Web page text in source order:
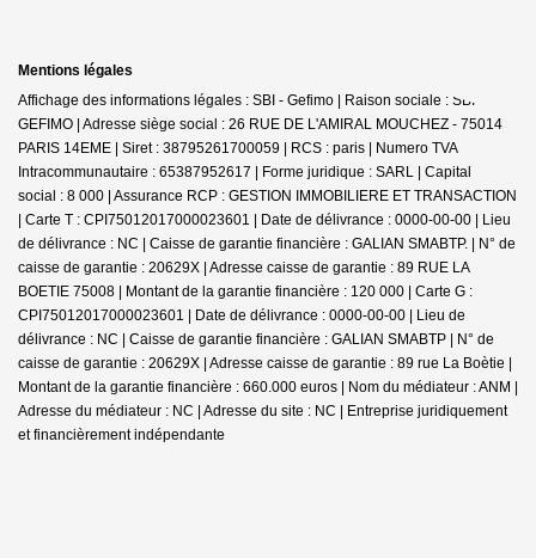
Mentions légales
Affichage des informations légales : SBI - Gefimo | Raison sociale : SBI
GEFIMO | Adresse siège social : 26 RUE DE L'AMIRAL MOUCHEZ - 75014
PARIS 14EME | Siret : 38795261700059 | RCS : paris | Numero TVA
Intracommunautaire : 65387952617 | Forme juridique : SARL | Capital
social : 8 000 | Assurance RCP : GESTION IMMOBILIERE ET TRANSACTION
| Carte T : CPI75012017000023601 | Date de délivrance : 0000-00-00 | Lieu
de délivrance : NC | Caisse de garantie financière : GALIAN SMABTP. | N° de
caisse de garantie : 20629X | Adresse caisse de garantie : 89 RUE LA
BOETIE 75008 | Montant de la garantie financière : 120 000 | Carte G :
CPI75012017000023601 | Date de délivrance : 0000-00-00 | Lieu de
délivrance : NC | Caisse de garantie financière : GALIAN SMABTP | N° de
caisse de garantie : 20629X | Adresse caisse de garantie : 89 rue La Boètie |
Montant de la garantie financière : 660.000 euros | Nom du médiateur : ANM |
Adresse du médiateur : NC | Adresse du site : NC | Entreprise juridiquement
et financièrement indépendante